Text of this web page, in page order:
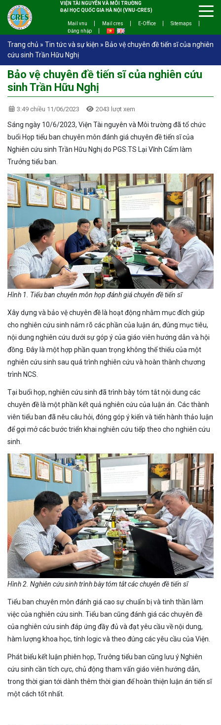
VIỆN TÀI NGUYÊN VÀ MÔI TRƯỜNG
ĐẠI HỌC QUỐC GIA HÀ NỘI (VNU-CRES)
Mail vnu Mail cres E-Office
Sitemaps
Đăng nhập
Trang chủ » Tin tức và sự kiện » Bảo vệ chuyên đề tiến sĩ của nghiên
cứu sinh Trần Hữu Nghị
Bảo vệ chuyên đề tiến sĩ của nghiên cứu
sinh Trần Hữu Nghị
3:49 chiều 11/06/2023 2043 lượt xem
Sáng ngày 10/6/2023, Viện Tài nguyên và Môi trường đã tổ chức
buổi Họp tiểu ban chuyên môn đánh giá chuyên đề tiến sĩ của
Nghiên cứu sinh Trần Hữu Nghị do PGS.TS Lại Vĩnh Cẩm làm
Trưởng tiểu ban.
Hình 1. Tiểu ban chuyên môn họp đánh giá chuyên đề tiến sĩ
Xây dựng và bảo vệ chuyên đề là hoạt động nhằm mục đích giúp
cho nghiên cứu sinh nắm rõ các phần của luận án, đúng mục tiêu,
nội dung nghiên cứu dưới sự góp ý của giáo viên hướng dẫn và hội
đồng. Đây là một hợp phần quan trọng không thể thiếu của một
nghiên cứu sinh sau quá trình nghiên cứu và hoàn thành chương
trình NCS.
Tại buổi họp, nghiên cứu sinh đã trình bày tóm tắt nội dung các
chuyên đề là một phần kết quả nghiên cứu của luận án. Các thành
viên tiểu ban đã nêu câu hỏi, đóng góp ý kiến và tiến hành thảo luận
để gợi mở các bước triển khai nghiên cứu tiếp theo cho nghiên cứu
sinh.
Hình 2. Nghiên cứu sinh trình bày tóm tắt các chuyên đề tiến sĩ
Tiểu ban chuyên môn đánh giá cao sự chuẩn bị và tinh thần làm
việc của nghiên cứu sinh. Tiểu ban cũng đánh giá các chuyên đề
của nghiên cứu sinh đáp ứng đầy đủ và đạt yêu cầu về nội dung,
hàm lượng khoa học, tính logic và theo đúng các yêu cầu của Viện.
Phát biểu kết luận phiên họp, Trưởng tiểu ban cũng lưu ý Nghiên
cứu sinh cần tích cực, chủ động tham vấn giáo viên hướng dẫn,
trong thời gian tới dành thêm thời gian để hoàn thiện luận án tiến sĩ
một cách tốt nhất.